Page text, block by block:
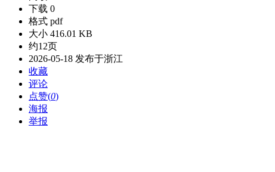
下载 0
格式 pdf
大小 416.01 KB
约12页
2026-05-18 发布于浙江
收藏
评论
点赞(0)
海报
举报